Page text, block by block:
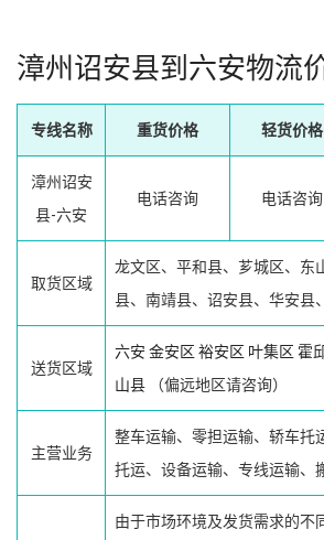
漳州诏安县到六安物流
专线名称 重货价格 轻货价格
漳州诏安
县-六安
电话咨询 电话咨询
取货区域
龙文区、平和县、芗城区、东
县、南靖县、诏安县、华安县
送货区域
六安 金安区 裕安区 叶集区 霍
山县 （偏远地区请咨询）
主营业务
整车运输、零担运输、轿车托
托运、设备运输、专线运输、
由于市场环境及发货需求的不